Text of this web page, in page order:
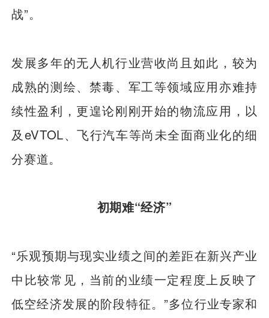
战”。
发展多年的无人机行业营收尚且如此，较为
成熟的测绘、禁毒、军工等领域应用亦难持
续性盈利，更遑论刚刚开始的物流应用，以
及eVTOL、飞行汽车等尚未全面商业化的细
分赛道。
初期难“经济”
“乐观预期与现实业绩之间的差距在新兴产业
中比较常见，当前的业绩一定程度上反映了
低空经济发展的阶段特征。”多位行业专家和